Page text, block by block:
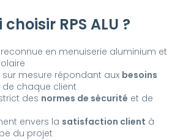
RPS ALU ?
reconnue en menuiserie aluminium et
sur mesure répondant aux besoins
de chaque client
des normes de sécurité et de
envers la satisfaction client à
du projet